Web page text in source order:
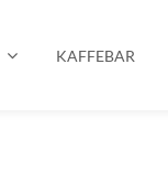
KAFFEBAR